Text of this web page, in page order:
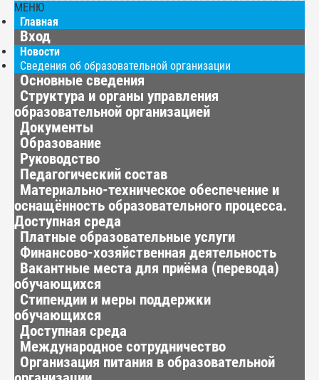
МЕНЮ
Главная
Вход
Новости
Сведения об образовательной организации
Основные сведения
Структура и органы управления
образовательной организацией
Документы
Образование
Руководство
Педагогический состав
Материально-техническое обеспечение и
оснащённость образовательного процесса.
Доступная среда
Платные образовательные услуги
Финансово-хозяйственная деятельность
Вакантные места для приёма (перевода)
обучающихся
Стипендии и меры поддержки
обучающихся
Доступная среда
Международное сотрудничество
Организация питания в образовательной